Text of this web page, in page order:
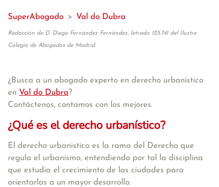
SuperAbogado > Val do Dubra
Redacción de D. Diego Fernández Fernández, letrado 125.741 del Ilustre
Colegio de Abogados de Madrid.
¿Busca a un abogado experto en derecho urbanístico
en Val do Dubra?
Contáctenos, contamos con los mejores.
¿Qué es el derecho urbanístico?
El derecho urbanistico es la rama del Derecho que
regula el urbanismo, entendiendo por tal la disciplina
que estudia el crecimiento de las ciudades para
orientarlas a un mayor desarrollo.